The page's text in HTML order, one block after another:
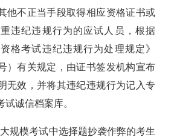
他不正当手段取得相应资格证书或
违纪违规行为的应试人员，根据
格考试违纪违规行为处理规定》
）有关规定，由证书签发机构宣布
无效，并将其违纪违规行为记入专
诚信档案库。
规模考试中选择题抄袭作弊的考生